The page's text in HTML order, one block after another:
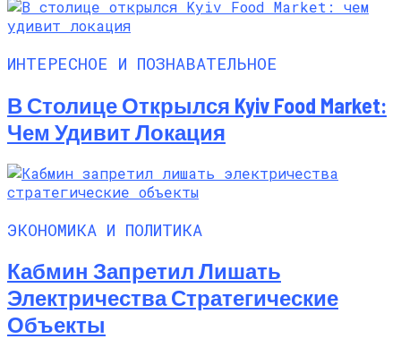
ИНТЕРЕСНОЕ И ПОЗНАВАТЕЛЬНОЕ
В Столице Открылся Kyiv Food Market:
Чем Удивит Локация
ЭКОНОМИКА И ПОЛИТИКА
Кабмин Запретил Лишать
Электричества Стратегические
Объекты